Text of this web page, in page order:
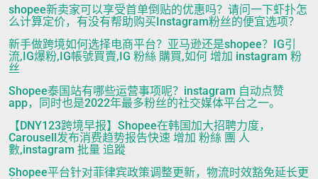
shopee新卖家可以享受首单倒贴的优惠吗？请问一下虾扑怎
么计算定价，有没有帮助购买Instagram粉丝的便宜选项？
新手做跨境如何选择电商平台？亚马逊还是shopee？IG引
流,IG爆粉,IG帳號買賣,IG 粉絲 購買,如何 增加 instagram 粉
丝
Shopee泰国站有哪些运营事项呢？instagram 自动点赞
app，同时也是2022年最多粉丝的社交媒体平台之一。
【DNY123跨境早报】Shopee在韩国加大招聘力度，
Carousell发布消费趋势报告快速 增加 粉絲 團 人
數,instagram 批量 追蹤
Shopee平台针对菲律宾政策调整更新，物流时效豁免延长更